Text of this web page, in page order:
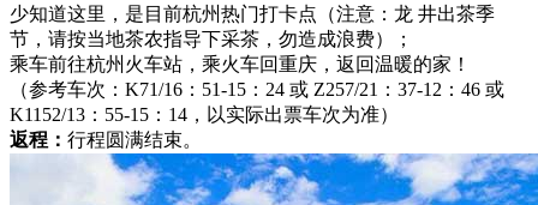
少知道这里，是目前杭州热门打卡点（注意：龙 井出茶季
节，请按当地茶农指导下采茶，勿造成浪费）；
乘车前往杭州火车站，乘火车回重庆，返回温暖的家！
（参考车次：K71/16：51-15：24 或 Z257/21：37-12：46 或
K1152/13：55-15：14，以实际出票车次为准）
返程： 行程圆满结束。